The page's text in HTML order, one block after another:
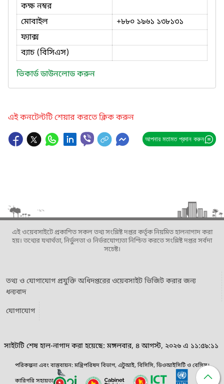
কক্ষ নম্বর
মোবাইল
+৮৮০ ১৯৬১ ১৩৮১৩১
ফ্যাক্স
ব্যাচ (বিসিএস)
ভিকার্ড ডাউনলোড করুন
এই কনটেন্টটি শেয়ার করতে ক্লিক করুন
আপনার মতামত প্রদান করুন
এই ওয়েবসাইটে প্রকাশিত সকল তথ্য সংশ্লিষ্ট দপ্তর কর্তৃক নিয়মিত হালনাগাদ করা
হয়। তথ্যের যথার্থতা, নির্ভুলতা ও নির্ভরযোগ্যতা নিশ্চিত করতে সংশ্লিষ্ট দপ্তর সর্বদা
সচেষ্ট।
তথ্য ও যোগাযোগ প্রযুক্তি অধিদপ্তরের ওয়েবসাইট ভিজিট করার জন্য
ধন্যবাদ
যোগাযোগ
সাইটটি শেষ হাল-নাগাদ করা হয়েছে: মঙ্গলবার, ৪ আগস্ট, ২০২৬ এ ১১:৫৯:১১
পরিকল্পনা এবং বাস্তবায়ন: মন্ত্রিপরিষদ বিভাগ, এটুআই, বিসিসি, ডিওআইসিটি ও বেসিস।
কারিগরি সহায়তা